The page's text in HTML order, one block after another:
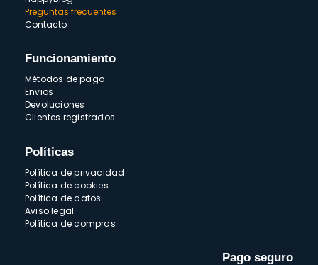
Preguntas frecuentes
Contacto
Funcionamiento
Métodos de pago
Envios
Devoluciones
Clientes registrados
Políticas
Política de privacidad
Política de cookies
Política de datos
Aviso legal
Política de compras
Pago seguro